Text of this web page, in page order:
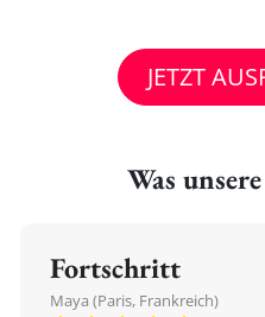
JETZT
Was
Fortschritt
Maya (Paris, Frankreich)